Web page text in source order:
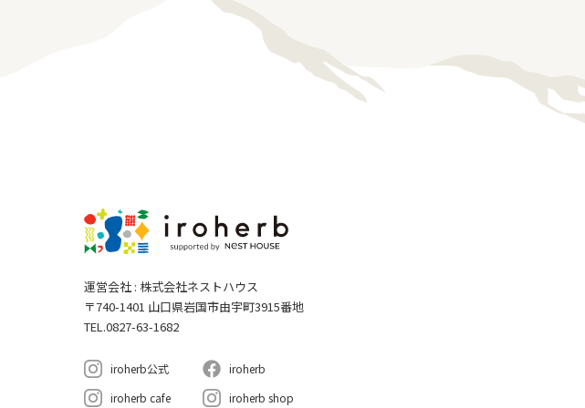
運営会社 : 株式会社ネストハウス
〒740-1401 山口県岩国市由宇町3915番地
TEL.0827-63-1682
iroherb公式
iroherb
iroherb cafe
iroherb shop